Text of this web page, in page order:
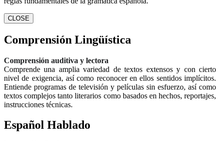
CLOSE
Comprensión Lingüística
Comprensión auditiva y lectora
Comprende una amplia variedad de textos extensos y con cierto
nivel de exigencia, así como reconocer en ellos sentidos implícitos.
Entiende programas de televisión y películas sin esfuerzo, así como
textos complejos tanto literarios como basados en hechos, reportajes,
instrucciones técnicas.
Español Hablado